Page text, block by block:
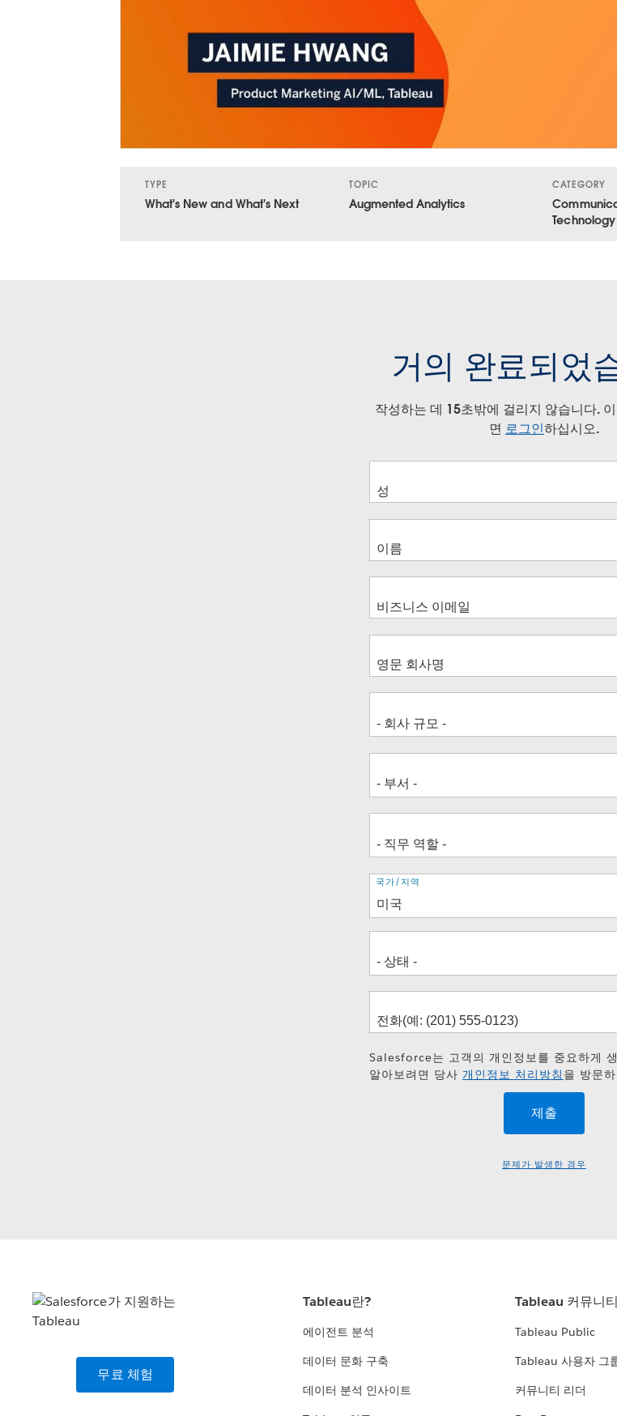
TYPE
What's New and What's Next
TOPIC
Augmented Analytics
CATEGORY
Technology
거의 완료되었
작성하는 데 15초밖에 걸리지 않습니다.
면 로그인하십시오.
주
소
국가/지역
Salesforce는 고객의 개인정보를 중요하게
알아보려면 당사 개인정보 처리방침 을 방문
문제가 발생한 경우
무료 체험
Tableau란?
에이전트 분석
데이터 문화 구축
데이터 분석 인사이트
Tableau 커뮤니티
Tableau Public
Tableau 사용자 그
커뮤니티 리더